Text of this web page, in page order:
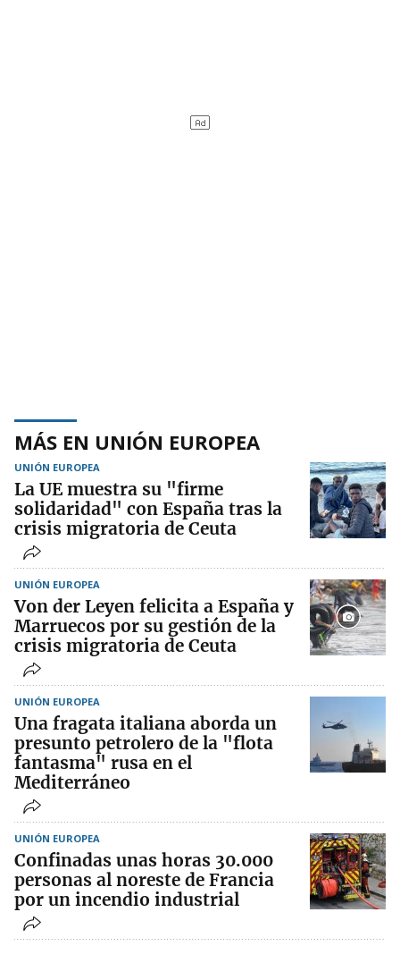
MÁS EN UNIÓN EUROPEA
UNIÓN EUROPEA
La UE muestra su "firme
solidaridad" con España tras la
crisis migratoria de Ceuta
UNIÓN EUROPEA
Von der Leyen felicita a España y
Marruecos por su gestión de la
crisis migratoria de Ceuta
UNIÓN EUROPEA
Una fragata italiana aborda un
presunto petrolero de la "flota
fantasma" rusa en el
Mediterráneo
UNIÓN EUROPEA
Confinadas unas horas 30.000
personas al noreste de Francia
por un incendio industrial